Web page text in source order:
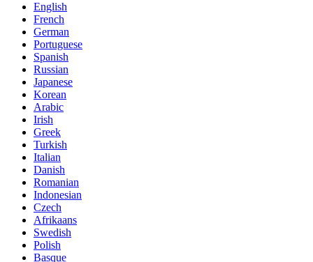
English
French
German
Portuguese
Spanish
Russian
Japanese
Korean
Arabic
Irish
Greek
Turkish
Italian
Danish
Romanian
Indonesian
Czech
Afrikaans
Swedish
Polish
Basque